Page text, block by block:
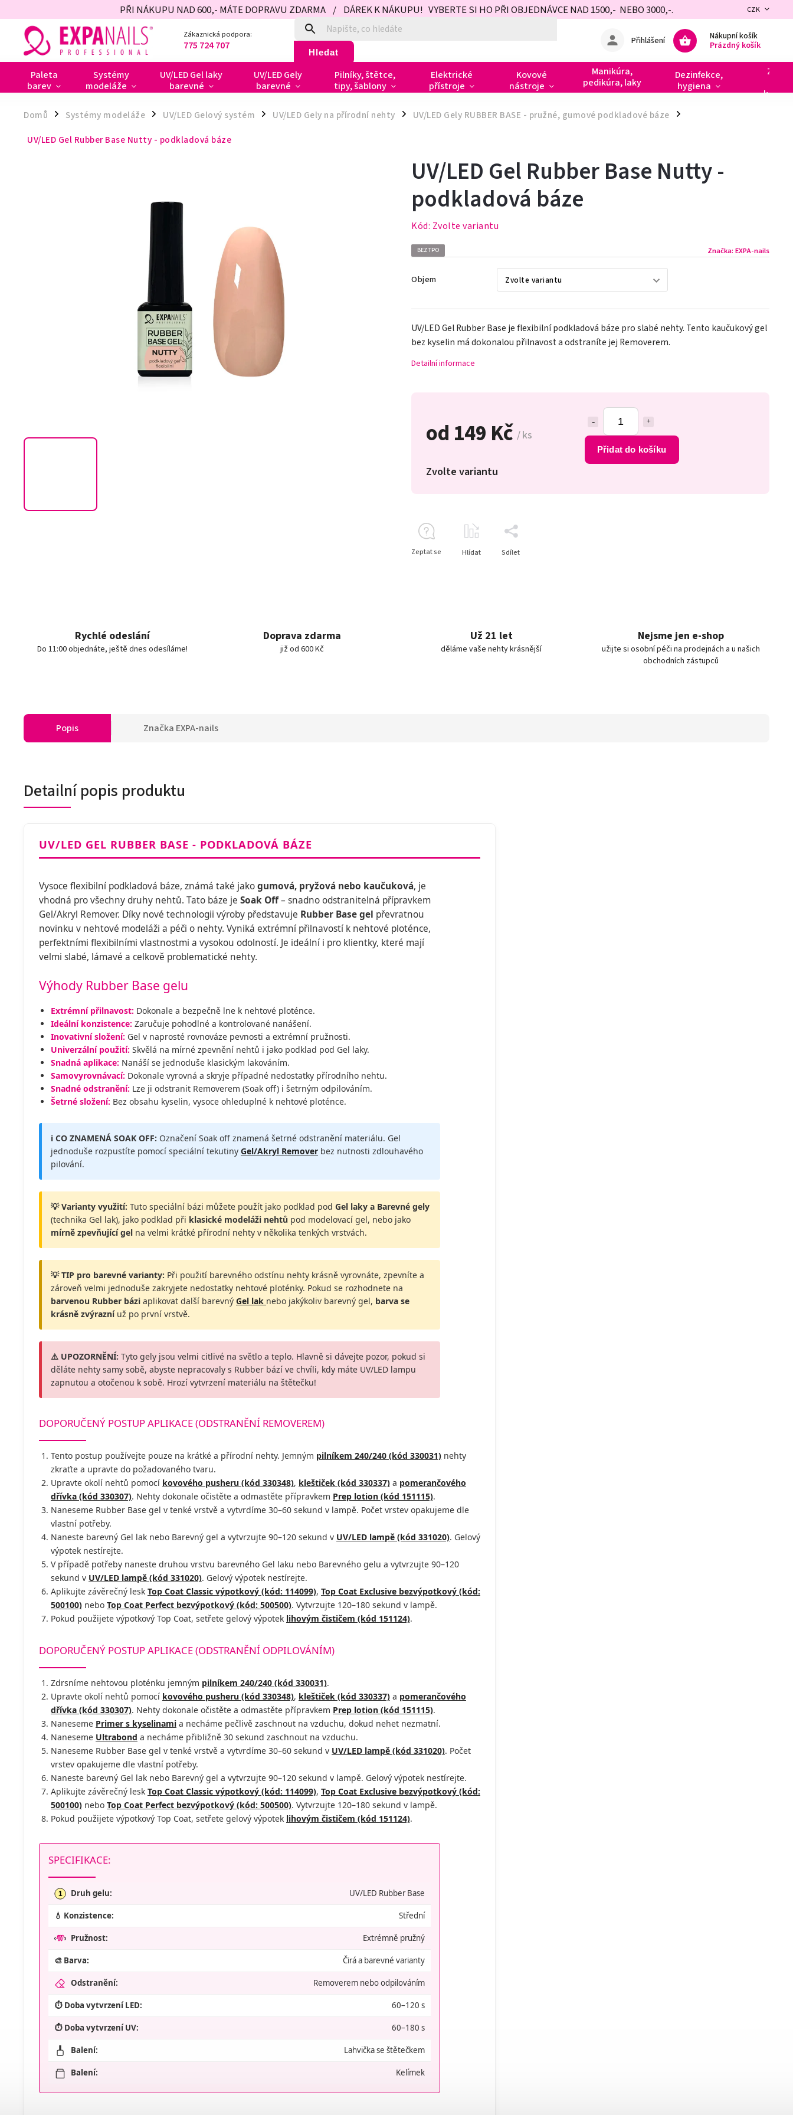
PŘI NÁKUPU NAD 600,- MÁTE DOPRAVU ZDARMA / DÁREK K NÁKUPU! VYBERTE SI HO PŘI OBJEDNÁVCE NAD 1500,- NEBO 3000,-. CZK
Zákaznická podpora:
775 724 707 Hledat
Nákupní košík
Prázdný košík
Přihlášení
Paleta
barev
Systémy
modeláže
UV/LED Gel laky
barevné
UV/LED Gely
barevné
Pilníky, štětce,
tipy, šablony
Elektrické
přístroje
Kovové
nástroje
Manikúra,
pedikúra, laky
Dezinfekce,
hygiena
Domů / Systémy modeláže / UV/LED Gelový systém / UV/LED Gely na přírodní nehty / UV/LED Gely RUBBER BASE - pružné, gumové podkladové báze /
UV/LED Gel Rubber Base Nutty - podkladová báze
od 149 Kč / ks
Přidat do košíku
Zvolte variantu
UV/LED Gel Rubber Base Nutty -
podkladová báze
Kód: Zvolte variantu
BEZ TPO Značka: EXPA-nails
Objem
UV/LED Gel Rubber Base je flexibilní podkladová báze pro slabé nehty. Tento kaučukový gel
bez kyselin má dokonalou přilnavost a odstraníte jej Removerem.
Detailní informace
Zeptat se Hlídat Sdílet
Rychlé odeslání
Do 11:00 objednáte, ještě dnes odesíláme!
Doprava zdarma
již od 600 Kč
Už 21 let
děláme vaše nehty krásnější
Nejsme jen e-shop
užijte si osobní péči na prodejnách a u našich
obchodních zástupců
Popis Značka EXPA-nails
Detailní popis produktu
UV/LED GEL RUBBER BASE - PODKLADOVÁ BÁZE
Vysoce flexibilní podkladová báze, známá také jakogumová, pryžová nebo kaučuková, je
vhodná pro všechny druhy nehtů. Tato báze je Soak Off– snadno odstranitelná přípravkem
Gel/Akryl Remover. Díky nové technologii výroby představuje Rubber Base gel převratnou
novinku v nehtové modeláži a péči o nehty. Vyniká extrémní přilnavostí k nehtové ploténce,
perfektními flexibilními vlastnostmi a vysokou odolností. Je ideální i pro klientky, které mají
velmi slabé, lámavé a celkově problematické nehty.
Výhody Rubber Base gelu
Extrémní přilnavost: Dokonale a bezpečně lne k nehtové ploténce.
Ideální konzistence: Zaručuje pohodlné a kontrolované nanášení.
Inovativní složení: Gel v naprosté rovnováze pevnosti a extrémní pružnosti.
Univerzální použití: Skvělá na mírné zpevnění nehtů i jako podklad pod Gel laky.
Snadná aplikace: Nanáší se jednoduše klasickým lakováním.
Samovyrovnávací: Dokonale vyrovná a skryje případné nedostatky přírodního nehtu.
Snadné odstranění: Lze ji odstranit Removerem (Soak off) i šetrným odpilováním.
Šetrné složení: Bez obsahu kyselin, vysoce ohleduplné k nehtové ploténce.
ℹ️ CO ZNAMENÁ SOAK OFF: Označení Soak off znamená šetrné odstranění materiálu. Gel
jednoduše rozpustíte pomocí speciální tekutiny Gel/Akryl Remover bez nutnosti zdlouhavého
pilování.
💡 Varianty využití: Tuto speciální bázi můžete použít jako podklad pod Gel laky a Barevné gely
(technika Gel lak), jako podklad při klasické modeláži nehtů pod modelovací gel, nebo jako
mírně zpevňující gel na velmi krátké přírodní nehty v několika tenkých vrstvách.
💡 TIP pro barevné varianty: Při použití barevného odstínu nehty krásně vyrovnáte, zpevníte a
zároveň velmi jednoduše zakryjete nedostatky nehtové ploténky. Pokud se rozhodnete na
barvenou Rubber bázi aplikovat další barevný Gel lak nebo jakýkoliv barevný gel, barva se
krásně zvýrazníuž po první vrstvě.
⚠️ UPOZORNĚNÍ: Tyto gely jsou velmi citlivé na světlo a teplo. Hlavně si dávejte pozor, pokud si
děláte nehty samy sobě, abyste nepracovaly s Rubber bází ve chvíli, kdy máte UV/LED lampu
zapnutou a otočenou k sobě. Hrozí vytvrzení materiálu na štětečku!
DOPORUČENÝ POSTUP APLIKACE (ODSTRANĚNÍ REMOVEREM)
Tento postup používejte pouze na krátké a přírodní nehty. Jemným pilníkem 240/240 (kód 330031) nehty
zkraťte a upravte do požadovaného tvaru.
Upravte okolí nehtů pomocí kovového pusheru (kód 330348), kleštiček (kód 330337) a pomerančového
dřívka (kód 330307). Nehty dokonale očistěte a odmastěte přípravkem Prep lotion (kód 151115).
Naneseme Rubber Base gel v tenké vrstvě a vytvrdíme 30–60 sekund v lampě. Počet vrstev opakujeme dle
vlastní potřeby.
Naneste barevný Gel lak nebo Barevný gel a vytvrzujte 90–120 sekund v UV/LED lampě (kód 331020). Gelový
výpotek nestírejte.
V případě potřeby naneste druhou vrstvu barevného Gel laku nebo Barevného gelu a vytvrzujte 90–120
sekund v UV/LED lampě (kód 331020). Gelový výpotek nestírejte.
Aplikujte závěrečný lesk Top Coat Classic výpotkový (kód: 114099), Top Coat Exclusive bezvýpotkový (kód:
500100) nebo Top Coat Perfect bezvýpotkový (kód: 500500). Vytvrzujte 120–180 sekund v lampě.
Pokud použijete výpotkový Top Coat, setřete gelový výpotek lihovým čističem (kód 151124).
DOPORUČENÝ POSTUP APLIKACE (ODSTRANĚNÍ ODPILOVÁNÍM)
Zdrsníme nehtovou ploténku jemným pilníkem 240/240 (kód 330031).
Upravte okolí nehtů pomocí kovového pusheru (kód 330348), kleštiček (kód 330337) a pomerančového
dřívka (kód 330307). Nehty dokonale očistěte a odmastěte přípravkem Prep lotion (kód 151115).
Naneseme Primer s kyselinami a necháme pečlivě zaschnout na vzduchu, dokud nehet nezmatní.
Naneseme Ultrabond a necháme přibližně 30 sekund zaschnout na vzduchu.
Naneseme Rubber Base gel v tenké vrstvě a vytvrdíme 30–60 sekund v UV/LED lampě (kód 331020). Počet
vrstev opakujeme dle vlastní potřeby.
Naneste barevný Gel lak nebo Barevný gel a vytvrzujte 90–120 sekund v lampě. Gelový výpotek nestírejte.
Aplikujte závěrečný lesk Top Coat Classic výpotkový (kód: 114099), Top Coat Exclusive bezvýpotkový (kód:
500100) nebo Top Coat Perfect bezvýpotkový (kód: 500500). Vytvrzujte 120–180 sekund v lampě.
Pokud použijete výpotkový Top Coat, setřete gelový výpotek lihovým čističem (kód 151124).
SPECIFIKACE:
1 Druh gelu: UV/LED Rubber Base
💧 Konzistence: Střední
Pružnost: Extrémně pružný
🎨 Barva: Čirá a barevné varianty
Odstranění: Removerem nebo odpilováním
⏱️ Doba vytvrzení LED: 60–120 s
⏱️ Doba vytvrzení UV: 60–180 s
Balení: Lahvička se štětečkem
Balení: Kelímek